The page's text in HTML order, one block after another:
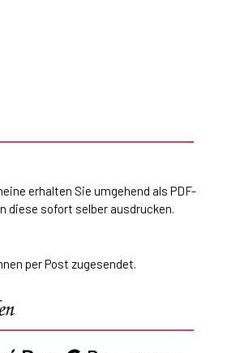
erhalten Sie umgehend als PDF-
diese sofort selber ausdrucken.
per Post zugesendet.